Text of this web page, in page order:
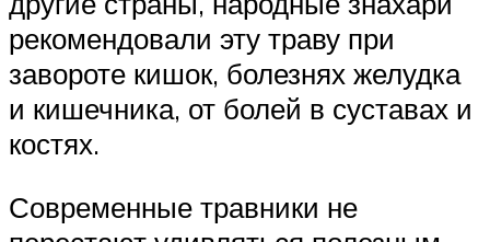
рекомендовали эту траву при
завороте кишок, болезнях желудка
и кишечника, от болей в суставах и
костях.
Современные травники не